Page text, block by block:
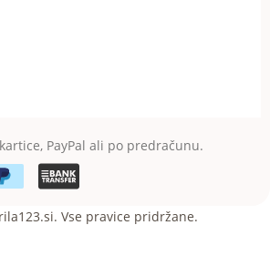
PayPal ali po predračunu.
Vse pravice pridržane.